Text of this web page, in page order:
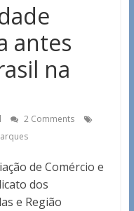
antes
na
2 Comments
de Comércio e
dos
e Região